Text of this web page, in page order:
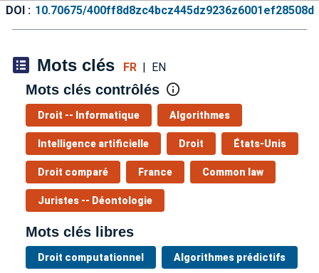
DOI : 10.70675/400ff8d8zc4bcz445dz9236z6001ef28508d
Mots clés FR| EN
Mots clés contrôlés
Droit -- Informatique Algorithmes
Intelligence artificielle Droit États-Unis
Droit comparé France Common law
Juristes -- Déontologie
Mots clés libres
Droit computationnel Algorithmes prédictifs